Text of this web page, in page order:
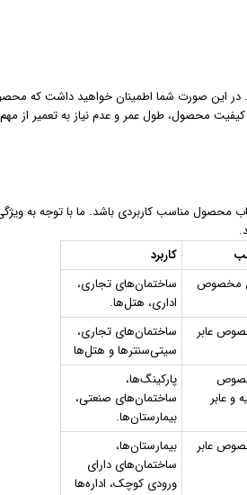
در این صورت شما اطمینان خواهید داشت که
محصول، طول عمر و عدم نیاز به تعمیر از
محصول مناسب کاربردی باشد. ما با توجه به
کاربرد
مخصوص
ساختمان‌های تجاری،
اداری، هتل‌ها.
عابر
ساختمان‌های تجاری،
سیتی‌سنترها و هتل‌ها
و عابر
پارکینگ‌ها،
ساختمان‌های صنعتی،
بیمارستان‌ها.
عابر
بیمارستان‌ها،
ساختمان‌های دارای
ورودی کوچک، اداره‌ها